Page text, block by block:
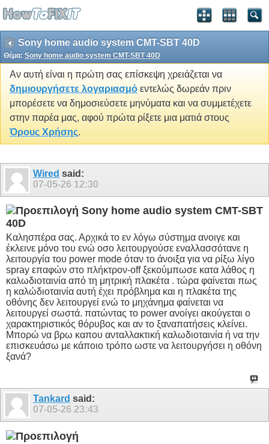
Sony home audio system CMT-SBT 40D
Θέμα: Sony home audio system CMT-SBT 40D
Αν αυτή είναι η πρώτη σας επίσκεψη χρειάζεται να
δημιουργήσετε λογαριασμό εντελώς δωρεάν πριν
μπορέσετε να δημοσιεύσετε μηνύματα και να συμμετέχετε
στην παρέα μας, αφού πρώτα ρίξετε μια ματιά στους
Όρους Χρήσης.
Wired said:
07-05-26 12:30
Sony home audio system CMT-SBT
40D
Καλησπέρα σας. Αρχικά το εν λόγω σύστημα ανοιγε και
έκλεινε μόνο του ενώ οσο λειτουργούσε εναλλασσότανε η
λειτουργία του power mode όταν το άνοιξα για να ρίξω λίγο
spray επαφών στο πλήκτρον-off ξεκούμπωσε κατα λάθος η
καλωδιοταινία από τη μητρική πλακέτα . τώρα φαίνεται πως
η καλώδιοταινία αυτή έχει πρόβλημα και η πλακέτα της
οθόνης δεν λειτουργεί ενώ το μηχάνημα φαίνεται να
λειτουργεί σωστά. πατώντας το power ανοίγει ακούγεται ο
χαρακτηριστικός θόρυβος και αν το ξαναπατήσεις κλείνει.
Μπορώ να βρω καπου ανταλλακτική καλωδιοταινία ή να την
επισκευάσω με κάποιο τρόπο ωστε να λειτουργήσει η οθόνη
ξανά?
Tankard said:
07-05-26 23:43